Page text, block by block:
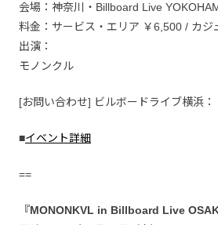
会場：神奈川・Billboard Live
料金：サービス・エリア ￥6,500 / カジ
出演：
モノンクル
[お問い合わせ] ビルボードライブ横浜
■イベント詳細
==
『MONONKVL in Billboard Live